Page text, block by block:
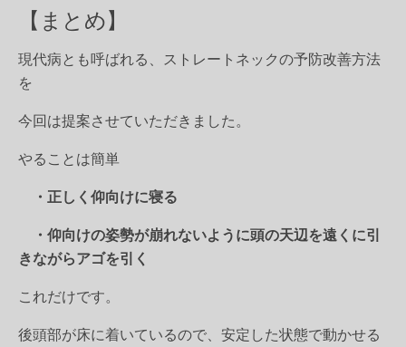
【まとめ】
現代病とも呼ばれる、ストレートネックの予防改善方法
を
今回は提案させていただきました。
やることは簡単
・正しく仰向けに寝る
・仰向けの姿勢が崩れないように頭の天辺を遠くに引
きながらアゴを引く
これだけです。
後頭部が床に着いているので、安定した状態で動かせる